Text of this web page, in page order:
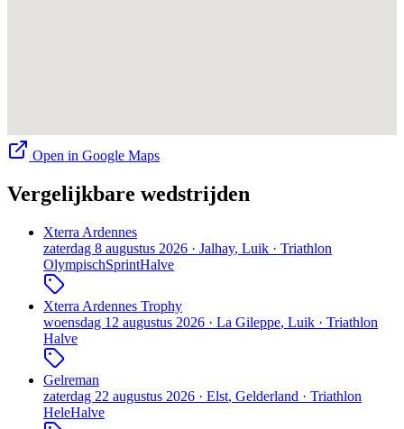
Open in Google Maps
Vergelijkbare wedstrijden
Xterra Ardennes
zaterdag 8 augustus 2026 · Jalhay, Luik · Triathlon
OlympischSprintHalve
Xterra Ardennes Trophy
woensdag 12 augustus 2026 · La Gileppe, Luik · Triathlon
Halve
Gelreman
zaterdag 22 augustus 2026 · Elst, Gelderland · Triathlon
HeleHalve